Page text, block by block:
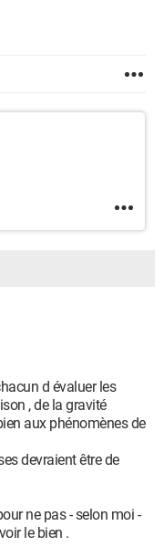
d évaluer les
, de la gravité
aux phénomènes de
devraient être de
ne pas - selon moi -
le bien .